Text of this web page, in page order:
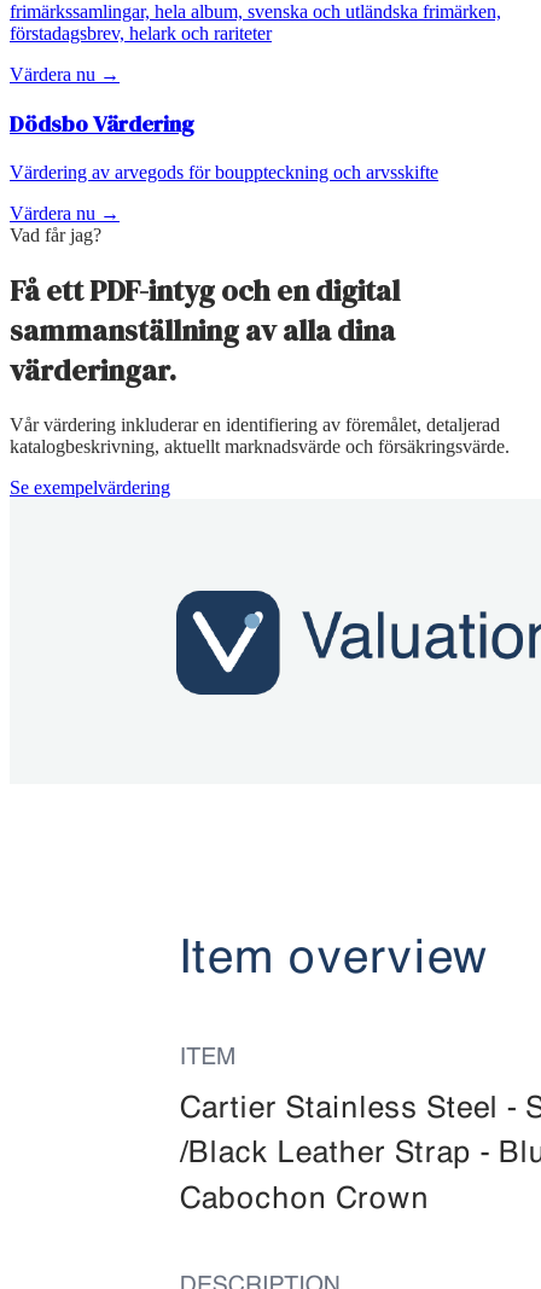
frimärkssamlingar, hela album, svenska och utländska frimärken,
förstadagsbrev, helark och rariteter
Värdera nu →
Dödsbo Värdering
Värdering av arvegods för bouppteckning och arvsskifte
Värdera nu →
Vad får jag?
Få ett PDF-intyg och en digital
sammanställning av alla dina
värderingar.
Vår värdering inkluderar en identifiering av föremålet, detaljerad
katalogbeskrivning, aktuellt marknadsvärde och försäkringsvärde.
Se exempelvärdering